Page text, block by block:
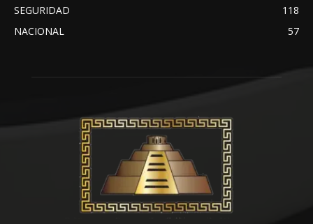
SEGURIDAD
118
NACIONAL
57